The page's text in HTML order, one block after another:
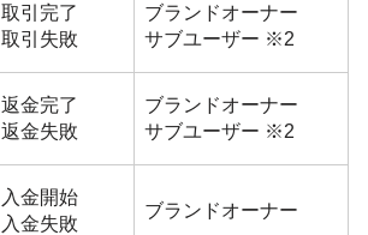
取引完了
取引失敗
ブランドオーナー
サブユーザー ※2
返金完了
返金失敗
ブランドオーナー
サブユーザー ※2
入金開始
入金失敗
ブランドオーナー